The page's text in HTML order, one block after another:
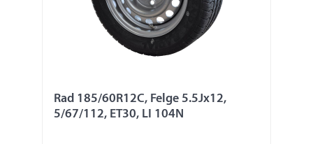
Rad 185/60R12C, Felge 5.5Jx12,
5/67/112, ET30, LI 104N